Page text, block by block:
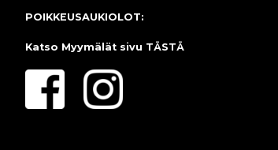
POIKKEUSAUKIOLOT:
Katso Myymälät sivu TÄSTÄ